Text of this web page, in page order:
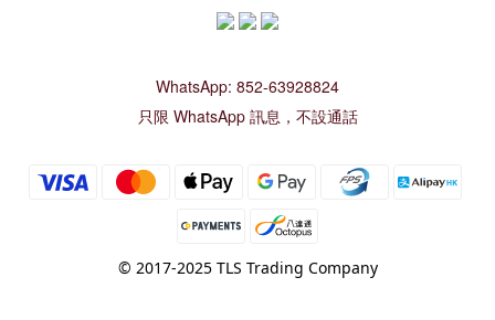
WhatsApp: 852-63928824
只限 WhatsApp 訊息，不設通話
© 2017-2025 TLS Trading Company